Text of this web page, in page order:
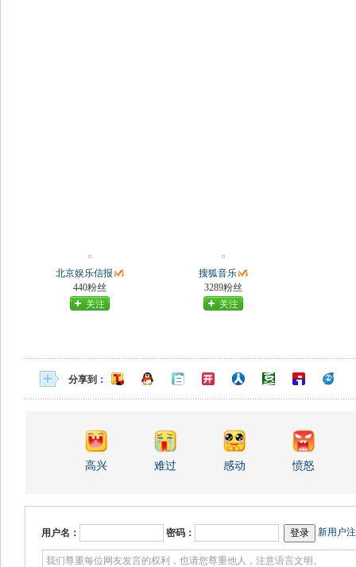
北京娱乐信报
440粉丝
关注
搜狐音乐
3289粉丝
关注
分享到：
高兴 难过 感动 愤怒
用户名： 密码： 新用户